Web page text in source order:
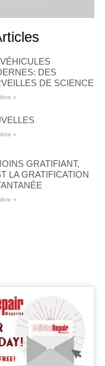
DES
DE SCIENCE
»
»
GRATIFIANT,
LA GRATIFICATION
»